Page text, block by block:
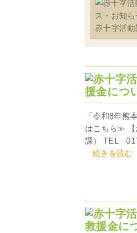
赤十字活
援金につ
「令和8年熊
はこちら≫ 【
課） TEL
続きを読む
救援金に